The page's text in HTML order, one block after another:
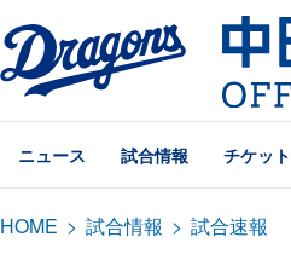
ニュース 試合情報 チケット
HOME > 試合情報 > 試合速報